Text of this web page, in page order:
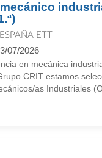
ETT
07/2026
en mecánica
CRIT estamos
as Industriales